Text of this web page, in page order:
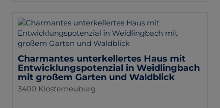
Charmantes unterkellertes Haus mit
Entwicklungspotenzial in Weidlingbach
mit großem Garten und Waldblick
3400 Klosterneuburg